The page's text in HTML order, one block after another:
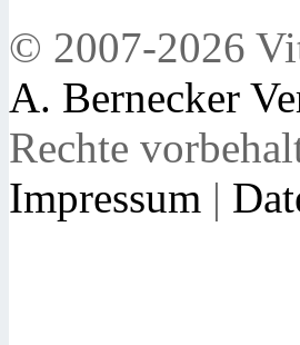
© 2007-2026
A. Bernecker
Rechte
Impressum |